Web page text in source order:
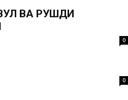
ВА РУШДИ
0
0